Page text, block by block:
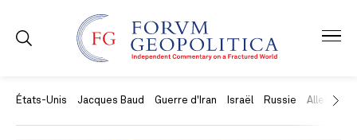
États-Unis Jacques Baud Guerre d'Iran Israël Russie Allemagne